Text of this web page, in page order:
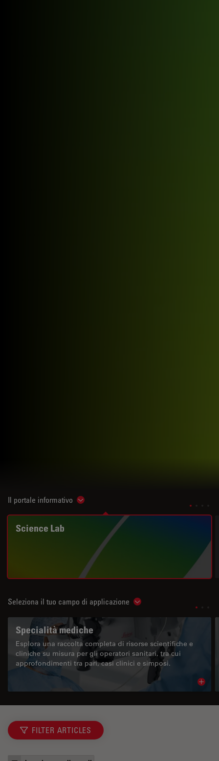
Il portale informativo Show subnavigation
Science Lab
Seleziona il tuo campo di applicazione Show subnavigation
Specialità mediche
Esplora una raccolta completa di risorse scientifiche e
cliniche su misura per gli operatori sanitari, tra cui
approfondimenti tra pari, casi clinici e simposi.
FILTER ARTICLES